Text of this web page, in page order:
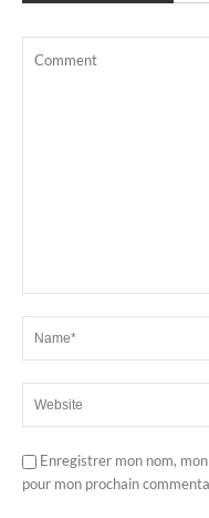
Enregistrer mon nom,
pour mon prochain